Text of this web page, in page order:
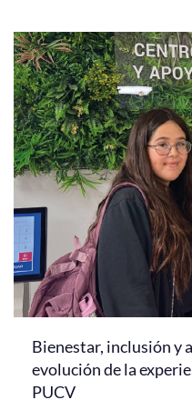
Bienestar, inclusión y
evolución de la
PUCV